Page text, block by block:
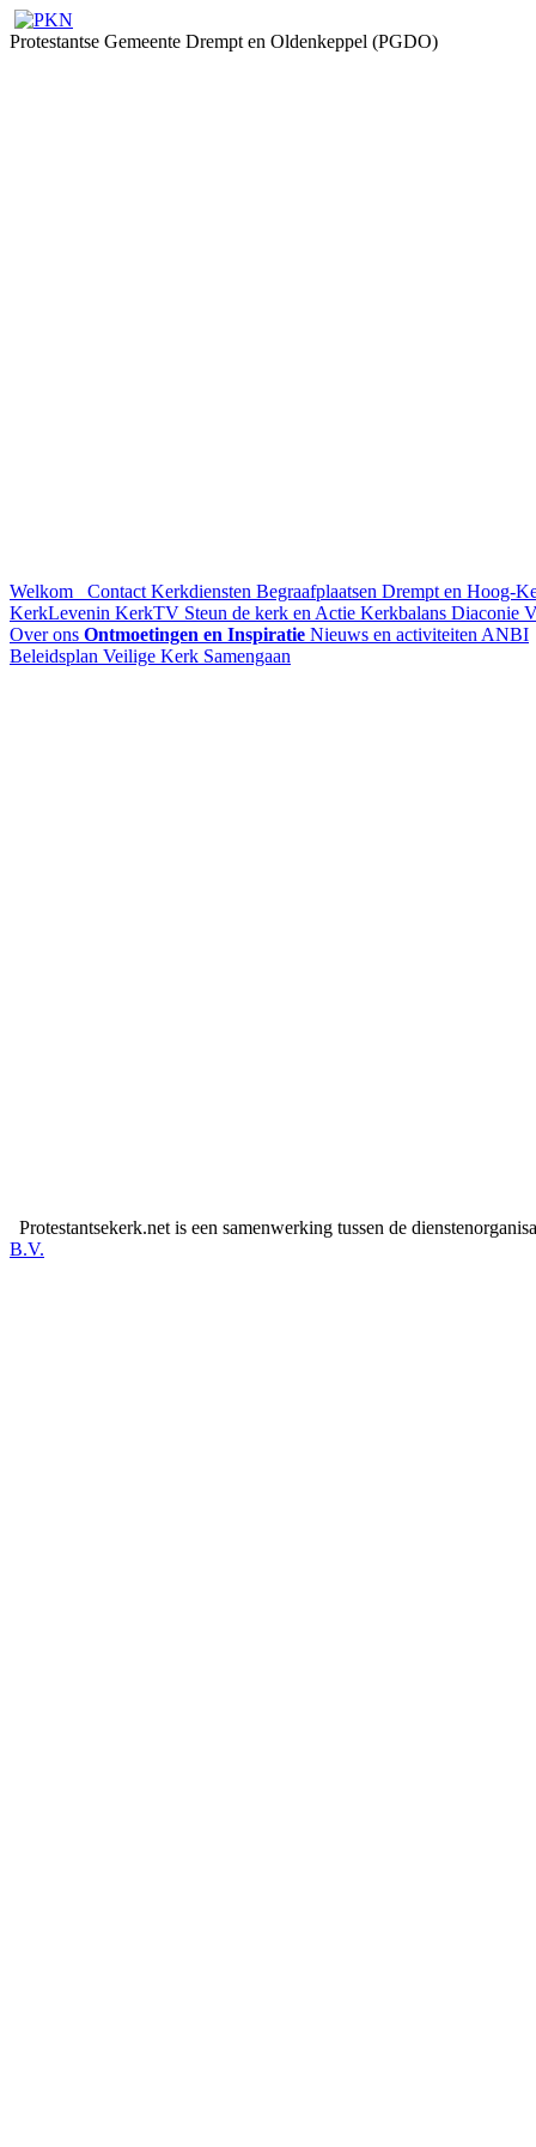
Protestantse Gemeente Drempt en Oldenkeppel (PGDO)
Welkom Contact Kerkdiensten Begraafplaatsen Drempt en Hoog-
KerkLevenin KerkTV Steun de kerk en Actie Kerkbalans Diaconie
Over ons Ontmoetingen en Inspiratie Nieuws en activiteiten ANBI
Beleidsplan Veilige Kerk Samengaan
Protestantsekerk.net is een samenwerking tussen de
B.V.